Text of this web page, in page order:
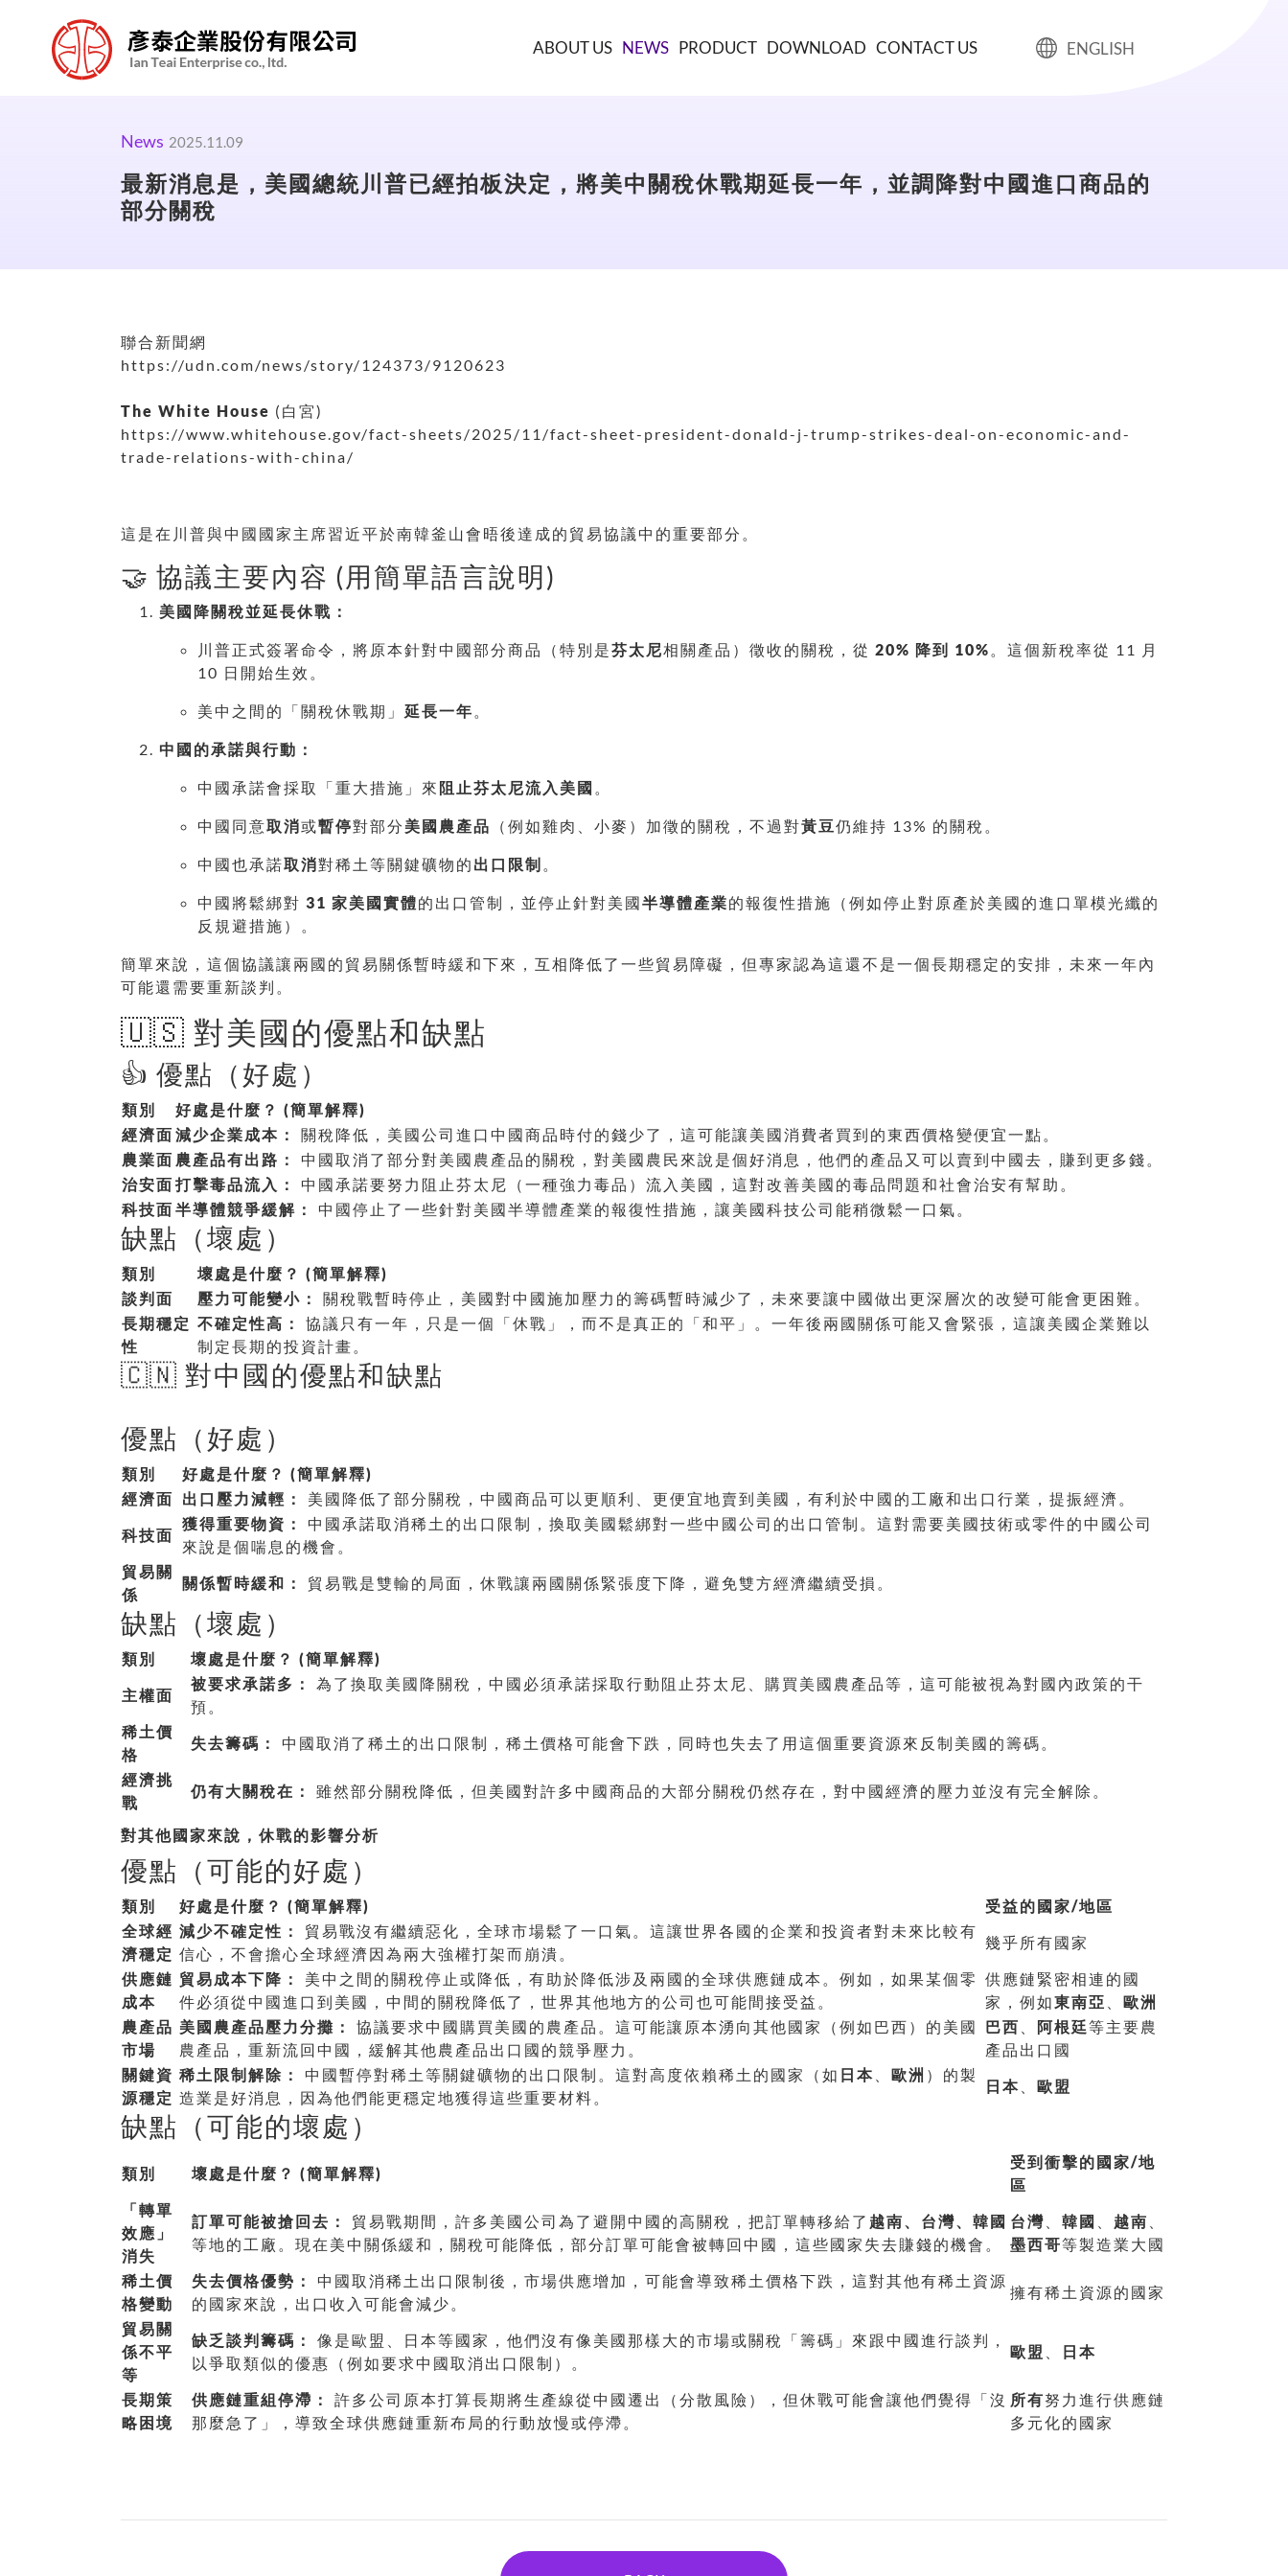
ABOUT US NEWS PRODUCT DOWNLOAD CONTACT US ENGLISH
News 2025.11.09
最新消息是，美國總統川普已經拍板決定，將美中關稅休戰期延長一年，並調降對中國進口商品的
部分關稅
聯合新聞網
https://udn.com/news/story/124373/9120623
The White House (白宮)
https://www.whitehouse.gov/fact-sheets/2025/11/fact-sheet-president-donald-j-trump-strikes-deal-on-economic-and-
trade-relations-with-china/
這是在川普與中國國家主席習近平於南韓釜山會晤後達成的貿易協議中的重要部分。
🤝 協議主要內容 (用簡單語言說明)
美國降關稅並延長休戰：
川普正式簽署命令，將原本針對中國部分商品（特別是芬太尼相關產品）徵收的關稅，從 20% 降到 10% 。這個新稅率從 11 月
10 日開始生效。
美中之間的「關稅休戰期」 延長一年 。
中國的承諾與行動：
中國承諾會採取「重大措施」來 阻止芬太尼流入美國 。
中國同意取消或暫停對部分 美國農產品 （例如雞肉、小麥）加徵的關稅，不過對黃豆仍維持 13% 的關稅。
中國也承諾取消對稀土等關鍵礦物的 出口限制 。
中國將鬆綁對 31 家美國實體的出口管制，並停止針對美國半導體產業的報復性措施（例如停止對原產於美國的進口單模光纖的
反規避措施）。
簡單來說，這個協議讓兩國的貿易關係暫時緩和下來，互相降低了一些貿易障礙，但專家認為這還不是一個長期穩定的安排，未來一年內
可能還需要重新談判。
🇺🇸 對美國的優點和缺點
👍 優點（好處）
類別
好處是什麼？ (簡單解釋)
經濟面 減少企業成本：
關稅降低，美國公司進口中國商品時付的錢少了，這可能讓美國消費者買到的東西價格變便宜一點。
農業面 農產品有出路：
中國取消了部分對美國農產品的關稅，對美國農民來說是個好消息，他們的產品又可以賣到中國去，賺到更多錢。
治安面 打擊毒品流入：
中國承諾要努力阻止芬太尼（一種強力毒品）流入美國，這對改善美國的毒品問題和社會治安有幫助。
科技面 半導體競爭緩解： 中國停止了一些針對美國半導體產業的報復性措施，讓美國科技公司能稍微鬆一口氣。
缺點（壞處）
類別
壞處是什麼？ (簡單解釋)
談判面
壓力可能變小：
關稅戰暫時停止，美國對中國施加壓力的籌碼暫時減少了，未來要讓中國做出更深層次的改變可能會更困難。
長期穩定
性
不確定性高：
協議只有一年，只是一個「休戰」，而不是真正的「和平」。一年後兩國關係可能又會緊張，這讓美國企業難以
制定長期的投資計畫。
🇨🇳 對中國的優點和缺點
優點（好處）
類別
好處是什麼？ (簡單解釋)
經濟面
出口壓力減輕：
美國降低了部分關稅，中國商品可以更順利、更便宜地賣到美國，有利於中國的工廠和出口行業，提振經濟。
科技面
獲得重要物資：
中國承諾取消稀土的出口限制，換取美國鬆綁對一些中國公司的出口管制。這對需要美國技術或零件的中國公司
來說是個喘息的機會。
貿易關
係
關係暫時緩和： 貿易戰是雙輸的局面，休戰讓兩國關係緊張度下降，避免雙方經濟繼續受損。
缺點（壞處）
類別
壞處是什麼？ (簡單解釋)
主權面
被要求承諾多：
為了換取美國降關稅，中國必須承諾採取行動阻止芬太尼、購買美國農產品等，這可能被視為對國內政策的干
預。
稀土價
格
失去籌碼：
中國取消了稀土的出口限制，稀土價格可能會下跌，同時也失去了用這個重要資源來反制美國的籌碼。
經濟挑
戰
仍有大關稅在： 雖然部分關稅降低，但美國對許多中國商品的大部分關稅仍然存在，對中國經濟的壓力並沒有完全解除。
對其他國家來說，休戰的影響分析
優點（可能的好處）
類別 好處是什麼？ (簡單解釋)
受益的國家/地區
全球經
濟穩定
減少不確定性：
貿易戰沒有繼續惡化，全球市場鬆了一口氣。這讓世界各國的企業和投資者對未來比較有
信心，不會擔心全球經濟因為兩大強權打架而崩潰。
幾乎所有國家
供應鏈
成本
貿易成本下降：
美中之間的關稅停止或降低，有助於降低涉及兩國的全球供應鏈成本。例如，如果某個零
件必須從中國進口到美國，中間的關稅降低了，世界其他地方的公司也可能間接受益。
供應鏈緊密相連的國
家，例如東南亞
歐洲
農產品
市場
美國農產品壓力分攤：
協議要求中國購買美國的農產品。這可能讓原本湧向其他國家（例如巴西）的美國
農產品，重新流回中國，緩解其他農產品出口國的競爭壓力。
巴西 阿根廷等主要農
產品出口國
關鍵資
源穩定
稀土限制解除： 中國暫停對稀土等關鍵礦物的出口限制。這對高度依賴稀土的國家（如 日本 歐洲 ）的製
造業是好消息，因為他們能更穩定地獲得這些重要材料。
日本 歐盟
缺點（可能的壞處）
類別 壞處是什麼？ (簡單解釋)
受到衝擊的國家/地
區
「轉單
效應」
消失
訂單可能被搶回去： 貿易戰期間，許多美國公司為了避開中國的高關稅，把訂單轉移給了 越南、台灣、韓國
等地的工廠。現在美中關係緩和，關稅可能降低，部分訂單可能會被轉回中國，這些國家失去賺錢的機會。
台灣 韓國 越南
墨西哥等製造業大國
稀土價
格變動
失去價格優勢：
中國取消稀土出口限制後，市場供應增加，可能會導致稀土價格下跌，這對其他有稀土資源
的國家來說，出口收入可能會減少。
擁有稀土資源的國家
貿易關
係不平
等
缺乏談判籌碼：
像是歐盟、日本等國家，他們沒有像美國那樣大的市場或關稅「籌碼」來跟中國進行談判，
以爭取類似的優惠（例如要求中國取消出口限制）。
歐盟 日本
長期策
略困境
供應鏈重組停滯：
許多公司原本打算長期將生產線從中國遷出（分散風險），但休戰可能會讓他們覺得「沒
那麼急了」，導致全球供應鏈重新布局的行動放慢或停滯。
所有努力進行供應鏈
多元化的國家